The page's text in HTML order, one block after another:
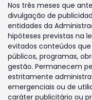
Nos três meses que
divulgação de
entidades da
hipóteses previstas na
evitados conteúdos
públicos, programas,
gestão. Permanecem
estritamente
emergenciais ou de
caráter publicitário ou